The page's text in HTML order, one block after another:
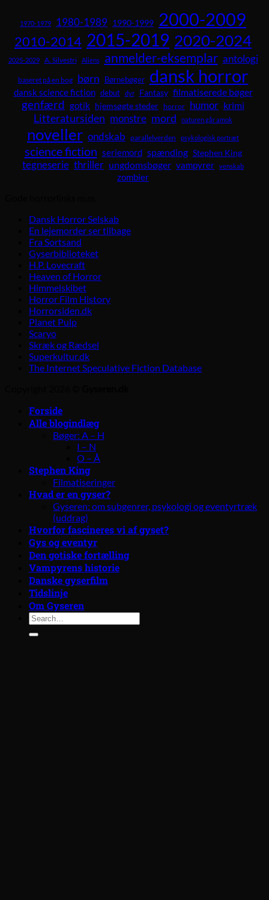
1970-1979 1980-1989 1990-1999 2000-2009
2010-2014 2015-2019 2020-2024
2025-2029 A. Silvestri Aliens anmelder-eksemplar antologi
baseret på en bog børn Børnebøger dansk horror
dansk science fiction debut dyr Fantasy filmatiserede bøger
genfærd gotik hjemsøgte steder horror humor krimi
Litteratursiden monstre mord naturen går amok
noveller ondskab parallelverden psykologisk portræt
science fiction seriemord spænding Stephen King
tegneserie thriller ungdomsbøger vampyrer venskab
zombier
Dansk Horror Selskab
En lejemorder ser tilbage
Fra Sortsand
Gyserbiblioteket
H.P. Lovecraft
Heaven of Horror
Himmelskibet
Horror Film History
Horrorsiden.dk
Planet Pulp
Scaryo
Skræk og Rædsel
Superkultur.dk
The Internet Speculative Fiction Database
Forside
Alle blogindlæg
Bøger: A – H
I – N
O – Å
Stephen King
Filmatiseringer
Hvad er en gyser?
Gyseren: om subgenrer, psykologi og eventyrtræk
(uddrag)
Hvorfor fascineres vi af gyset?
Gys og eventyr
Den gotiske fortælling
Vampyrens historie
Danske gyserfilm
Tidslinje
Om Gyseren